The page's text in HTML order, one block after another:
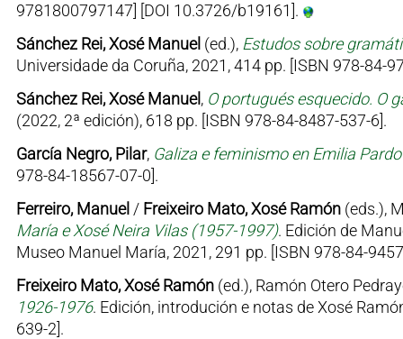
9781800797147] [DOI 10.3726/b19161].
Sánchez Rei, Xosé Manuel (ed.), Estudos sobre
Universidade da Coruña, 2021, 414 pp. [ISBN 978-84-
Sánchez Rei, Xosé Manuel, O portugués esquecido. O
(2022, 2ª edición), 618 pp. [ISBN 978-84-8487-537-6].
García Negro, Pilar, Galiza e feminismo en Emilia
978-84-18567-07-0].
Ferreiro, Manuel / Freixeiro Mato, Xosé Ramón(eds.),
María e Xosé Neira Vilas (1957-1997). Edición de
Museo Manuel María, 2021, 291 pp. [ISBN 978-84-
Freixeiro Mato, Xosé Ramón(ed.), Ramón Otero
1926-1976. Edición, introdución e notas de Xosé
639-2].